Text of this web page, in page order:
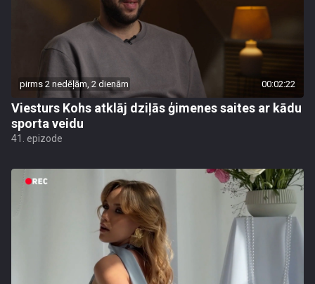
pirms 2 nedēļām, 2 dienām 00:02:22
Viesturs Kohs atklāj dziļās ģimenes saites ar kādu
sporta veidu
41. epizode